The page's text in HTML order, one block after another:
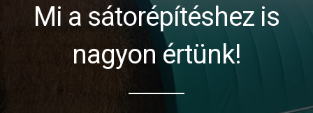
Mi a sátorépítéshez is
nagyon értünk!